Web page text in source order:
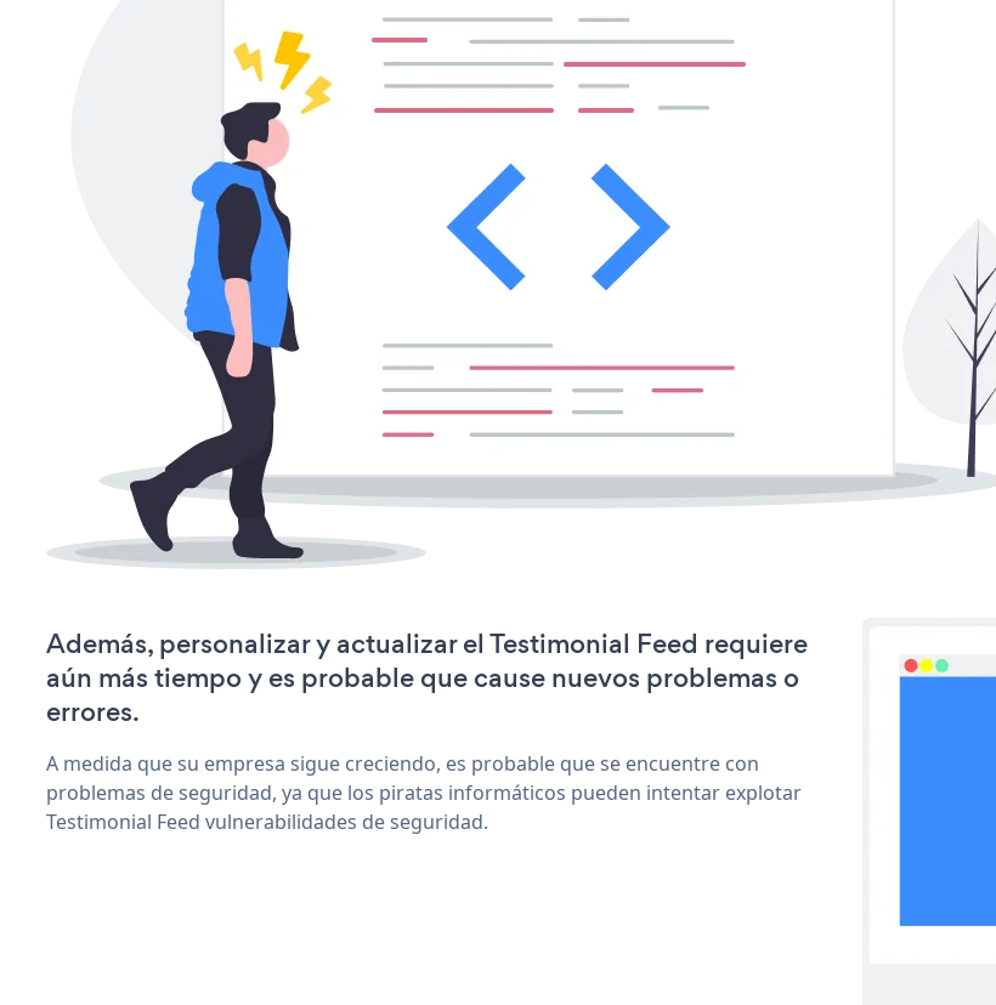
Además, personalizar y actualizar el Testimonial Feed requiere
aún más tiempo y es probable que cause nuevos problemas o
errores.
A medida que su empresa sigue creciendo, es probable que se encuentre con
problemas de seguridad, ya que los piratas informáticos pueden intentar explotar
Testimonial Feed vulnerabilidades de seguridad.